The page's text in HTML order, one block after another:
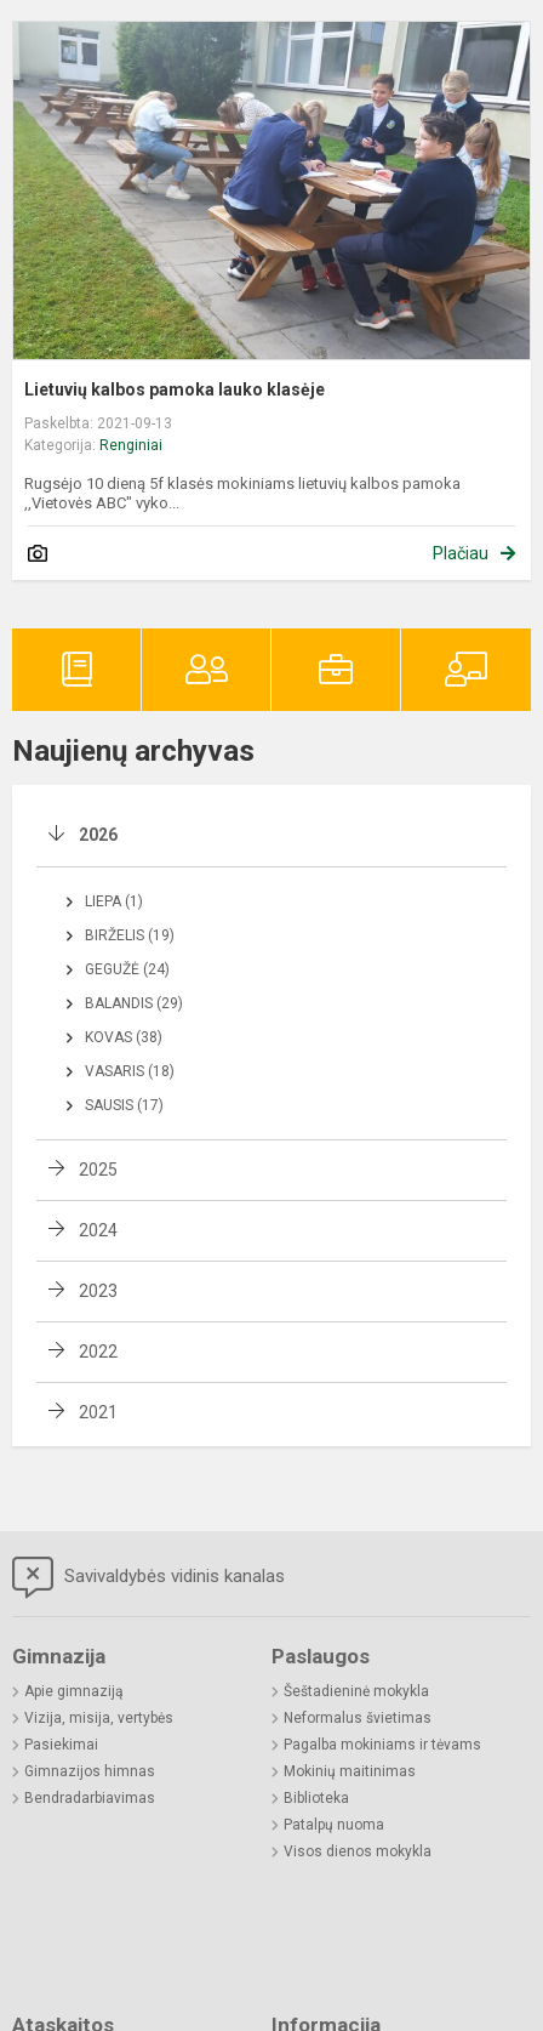
Lietuvių kalbos pamoka lauko klasėje
Paskelbta: 2021-09-13
Kategorija: Renginiai
Rugsėjo 10 dieną 5f klasės mokiniams lietuvių kalbos pamoka
,,Vietovės ABC" vyko...
Plačiau
Naujienų archyvas
2026
LIEPA (1)
BIRŽELIS (19)
GEGUŽĖ (24)
BALANDIS (29)
KOVAS (38)
VASARIS (18)
SAUSIS (17)
2025
2024
2023
2022
2021
Savivaldybės vidinis kanalas
Gimnazija
Apie gimnaziją
Vizija, misija, vertybės
Pasiekimai
Gimnazijos himnas
Bendradarbiavimas
Paslaugos
Šeštadieninė mokykla
Neformalus švietimas
Pagalba mokiniams ir tėvams
Mokinių maitinimas
Biblioteka
Patalpų nuoma
Visos dienos mokykla
Ataskaitos Informacija